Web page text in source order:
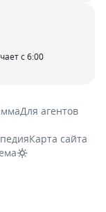
с 6:00
Для агентов
Карта сайта